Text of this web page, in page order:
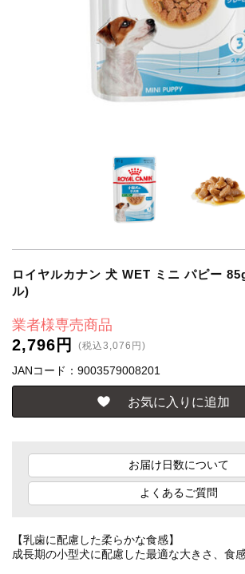
ロイヤルカナン 犬 WET ミニ パピー
ル)
業者様専売商品
2,796円 (税込3,076円)
JANコード：9003579008201
お届け日数について
よくあるご質問
【乳歯に配慮した柔らかな食感】
成長期の小型犬に配慮した最適な大きさ、食